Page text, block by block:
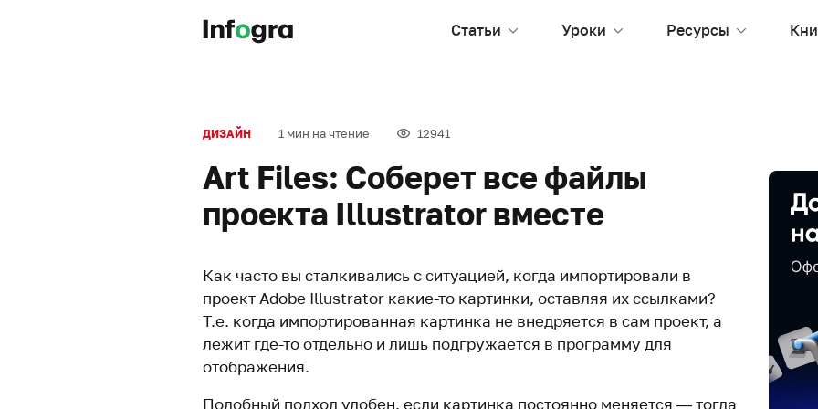
Статьи Уроки Ресурсы
ДИЗАЙН 1 мин на чтение 12941
Art Files: Соберет все файлы
проекта Illustrator вместе
Как часто вы сталкивались с ситуацией, когда импортировали в
проект Adobe Illustrator какие-то картинки, оставляя их ссылками?
Т.е. когда импортированная картинка не внедряется в сам проект, а
лежит где-то отдельно и лишь подгружается в программу для
отображения.
Подобный подход удобен, если картинка постоянно меняется — тогда